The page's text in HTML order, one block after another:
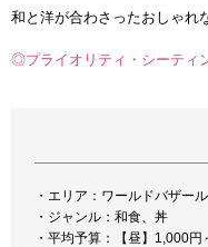
和と洋が合わさったおしゃ
◎プライオリティ・シーティ
・エリア：ワールドバザール
・ジャンル：和食、丼
・平均予算：【昼】1,000